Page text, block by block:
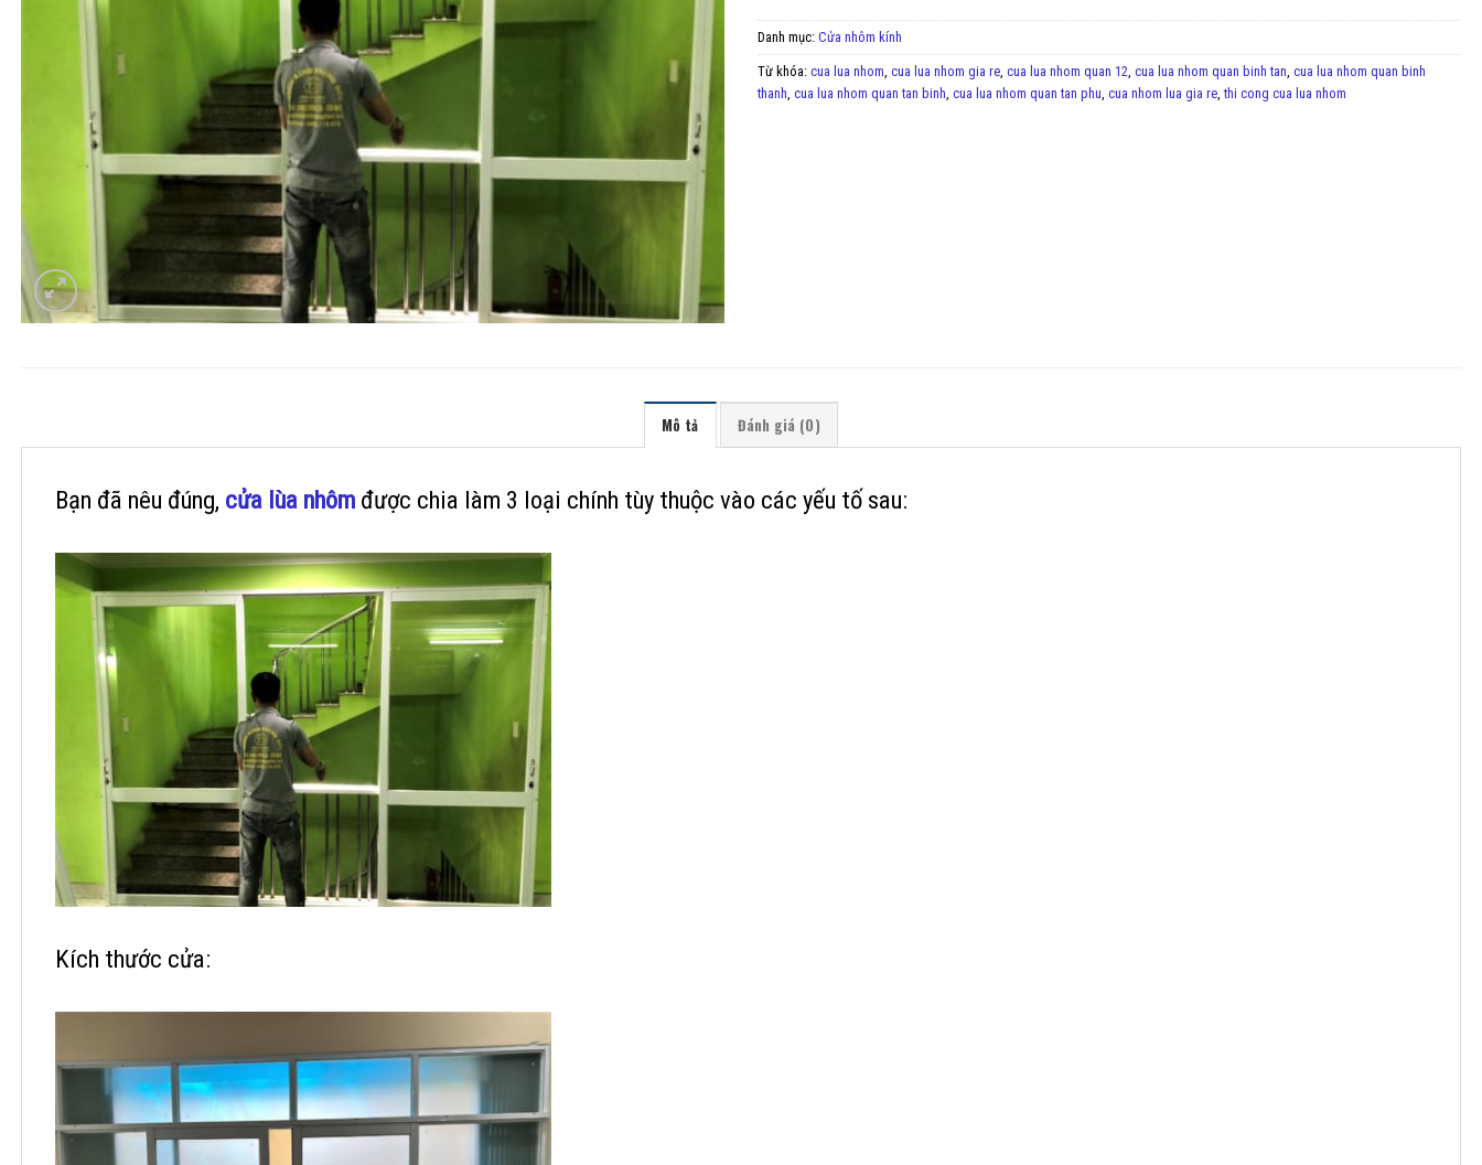
Danh mục: Cửa nhôm kính
Từ khóa: cua lua nhom, cua lua nhom gia re, cua lua nhom quan 12, cua lua nhom quan binh tan, cua lua nhom quan binh
thanh, cua lua nhom quan tan binh, cua lua nhom quan tan phu, cua nhom lua gia re,thi cong cua lua nhom
Mô tả Đánh giá (0)
Bạn đã nêu đúng, cửa lùa nhôm được chia làm 3 loại chính tùy thuộc vào các yếu tố sau:
Kích thước cửa: